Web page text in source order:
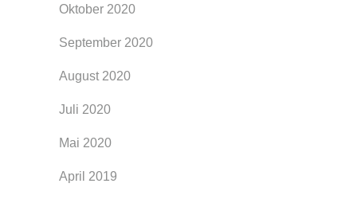
Oktober 2020
September 2020
August 2020
Juli 2020
Mai 2020
April 2019